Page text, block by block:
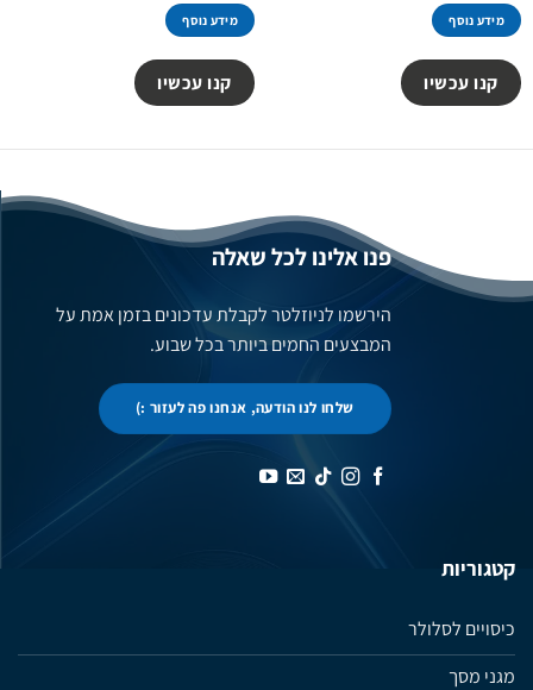
היה:
109.00 ₪.מידע נוסף
קנו עכשיו
מידע נוסף
קנו עכשיו
פנו אלינו לכל שאלה
הירשמו לניוזלטר לקבלת עדכונים בזמן אמת על
המבצעים החמים ביותר בכל שבוע.
שלחו לנו הודעה, אנחנו פה לעזור :)
קטגוריות
כיסויים לסלולר
מגני מסך